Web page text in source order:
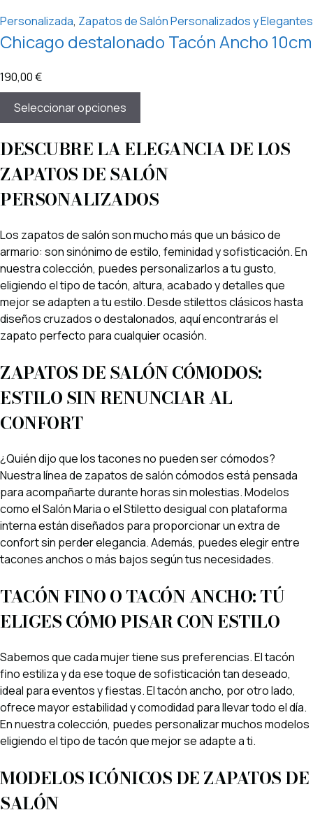
Personalizada, Zapatos de Salón Personalizados y Elegantes
Chicago destalonado Tacón Ancho 10cm
190,00€
Seleccionar opciones
DESCUBRE LA ELEGANCIA DE LOS
ZAPATOS DE SALÓN
PERSONALIZADOS
Los zapatos de salón son mucho más que un básico de
armario: son sinónimo de estilo, feminidad y sofisticación. En
nuestra colección, puedes personalizarlos a tu gusto,
eligiendo el tipo de tacón, altura, acabado y detalles que
mejor se adapten a tu estilo. Desde stilettos clásicos hasta
diseños cruzados o destalonados, aquí encontrarás el
zapato perfecto para cualquier ocasión.
ZAPATOS DE SALÓN CÓMODOS:
ESTILO SIN RENUNCIAR AL
CONFORT
¿Quién dijo que los tacones no pueden ser cómodos?
Nuestra línea de zapatos de salón cómodos está pensada
para acompañarte durante horas sin molestias. Modelos
como el Salón Maria o el Stiletto desigual con plataforma
interna están diseñados para proporcionar un extra de
confort sin perder elegancia. Además, puedes elegir entre
tacones anchos o más bajos según tus necesidades.
TACÓN FINO O TACÓN ANCHO:TÚ
ELIGES CÓMO PISAR CON ESTILO
Sabemos que cada mujer tiene sus preferencias. El tacón
fino estiliza y da ese toque de sofisticación tan deseado,
ideal para eventos y fiestas. El tacón ancho, por otro lado,
ofrece mayor estabilidad y comodidad para llevar todo el día.
En nuestra colección, puedes personalizar muchos modelos
eligiendo el tipo de tacón que mejor se adapte a ti.
MODELOS ICÓNICOS DE ZAPATOS DE
SALÓN